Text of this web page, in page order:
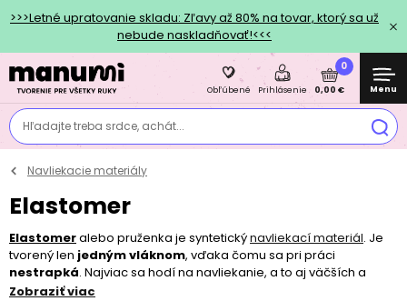
>>>Letné upratovanie skladu: Zľavy až 80% na tovar, ktorý sa už
nebude naskladňovať!<<<
Hľadajte treba srdce, achát...
Obľúbené Prihlásenie
0
0,00 € Menu
Navliekacie materiály
Elastomer
Elastomeralebo pruženka je syntetickýnavliekací materiál. Je
tvorený len jedným vláknom, vďaka čomu sa pri práci
nestrapká. Najviac sa hodí na navliekanie, a to aj väčších a
ťažšíchsklenených
Zobraziť viac